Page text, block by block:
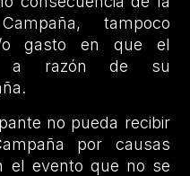
tampoco
o gasto en que el
a razón de su
no pueda recibir
por causas
el evento que no se